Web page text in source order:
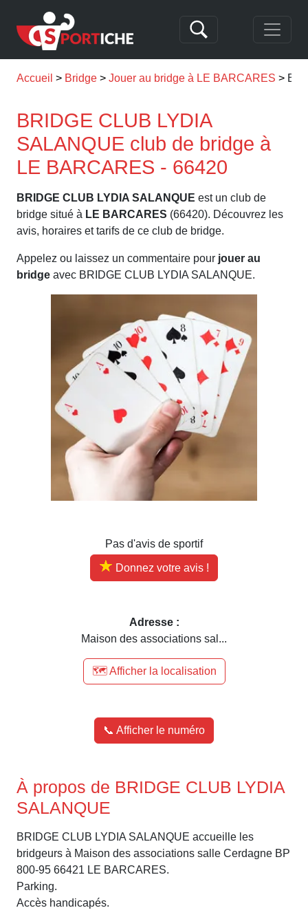
Accueil Bridge Jouer au bridge à LE BARCARES
BRIDGE CLUB LYDIA
SALANQUE club de bridge à
LE BARCARES - 66420
BRIDGE CLUB LYDIA SALANQUE est un club de
bridge situé à LE BARCARES (66420). Découvrez les
avis, horaires et tarifs de ce club de bridge.
Appelez ou laissez un commentaire pour jouer au
bridge avec BRIDGE CLUB LYDIA SALANQUE.
Pas d'avis de sportif
Donnez votre avis !
Adresse :
Maison des associations sal...
🗺️ Afficher la localisation
📞 Afficher le numéro
À propos de BRIDGE CLUB LYDIA
SALANQUE
BRIDGE CLUB LYDIA SALANQUE accueille les
bridgeurs à Maison des associations salle Cerdagne BP
800-95 66421 LE BARCARES.
Parking.
Accès handicapés.